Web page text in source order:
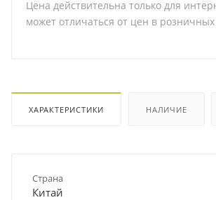
Цена действительна только для
может отличаться от цен в
ХАРАКТЕРИСТИКИ НАЛИЧИЕ
Страна
Китай